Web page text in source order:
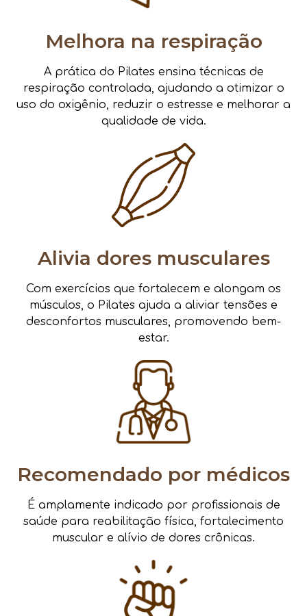
Melhora na respiração
A prática do Pilates ensina técnicas de
respiração controlada, ajudando a otimizar o
uso do oxigênio, reduzir o estresse e melhorar a
qualidade de vida.
Alivia dores musculares
Com exercícios que fortalecem e alongam os
músculos, o Pilates ajuda a aliviar tensões e
desconfortos musculares, promovendo bem-
estar.
Recomendado por médicos
É amplamente indicado por profissionais de
saúde para reabilitação física, fortalecimento
muscular e alívio de dores crônicas.